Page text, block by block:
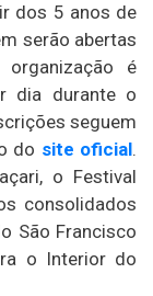
dos 5 anos de
serão abertas
é
dia durante o
seguem
do site oficial.
, o Festival
consolidados
São Francisco
o Interior do